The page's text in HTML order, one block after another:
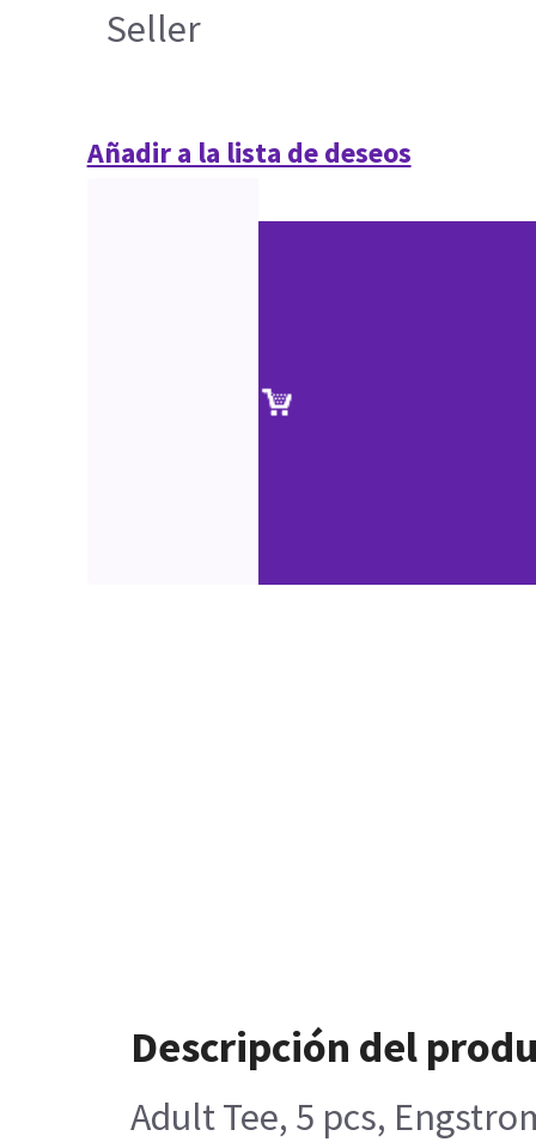
Seller
Añadir a la lista de deseos
Descripción del
Adult Tee, 5 pcs,